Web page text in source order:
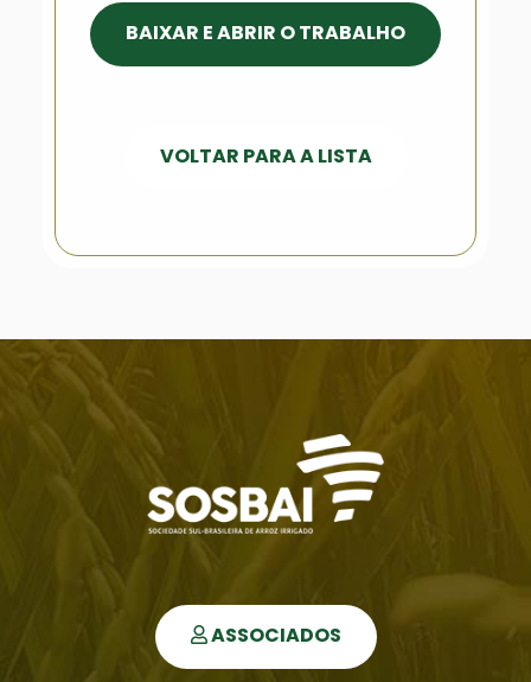
BAIXAR E ABRIR O TRABALHO
VOLTAR PARA A LISTA
ASSOCIADOS